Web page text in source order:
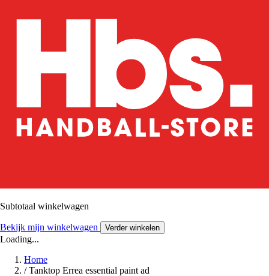
Subtotaal winkelwagen
Bekijk mijn winkelwagen Verder winkelen
Loading...
Home
/ Tanktop Errea essential paint ad